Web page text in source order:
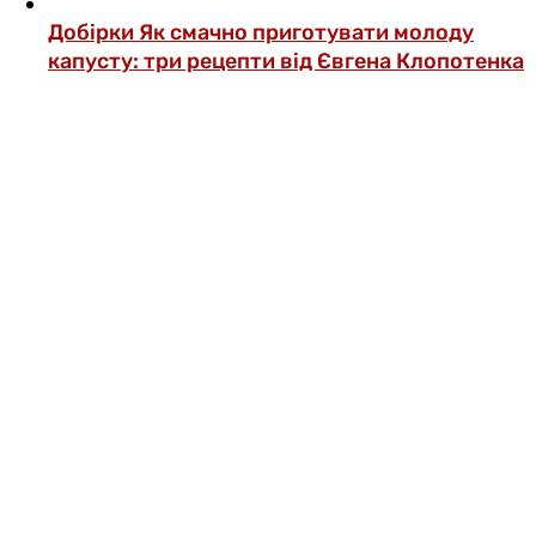
Добірки Як смачно приготувати молоду
капусту: три рецепти від Євгена Клопотенка